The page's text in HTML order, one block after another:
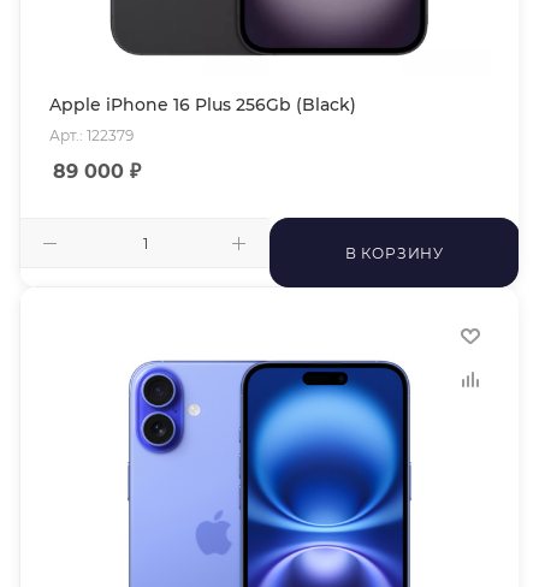
Apple iPhone 16 Plus 256Gb (Black)
Арт.: 122379
89 000 ₽
В КОРЗИНУ